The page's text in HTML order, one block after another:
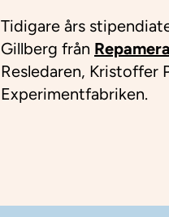
Tidigare års
Gillberg från Repamera
Resledaren, Kristoffer
Experimentfabriken.